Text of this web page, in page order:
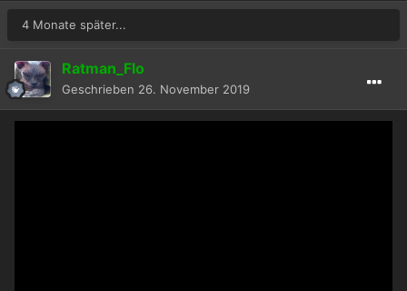
4 Monate später...
Ratman_Flo
Geschrieben 26. November 2019